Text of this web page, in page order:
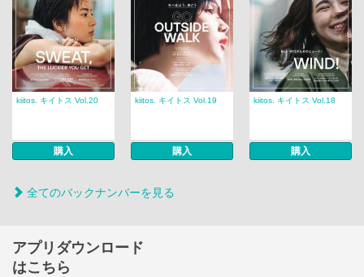
kiitos. キイトス Vol.20
購入
kiitos. キイトス Vol.19
購入
kiitos. キイトス Vol.18
購入
全てのバックナンバーを見る
アプリダウンロード
はこちら